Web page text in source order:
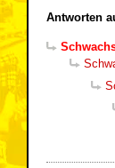
Antworten